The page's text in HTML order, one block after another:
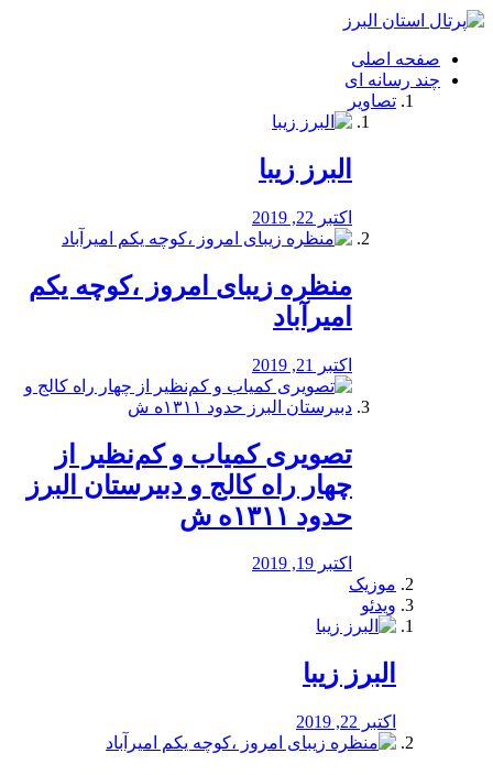
فصد
شرق
تهران
خشکشویی
صفحه اصلی
چند رسانه ای
تصاویر
البرز زیبا
اکتبر 22, 2019
منظره‌‌ زیبای امروز ،کوچه یکم
امیرآباد
اکتبر 21, 2019
️تصویری کمیاب و کم‌نظیر از
چهار راه كالج و دبيرستان البرز
حدود ۱۳۱۱ه ش
اکتبر 19, 2019
موزیک
ویدئو
البرز زیبا
اکتبر 22, 2019